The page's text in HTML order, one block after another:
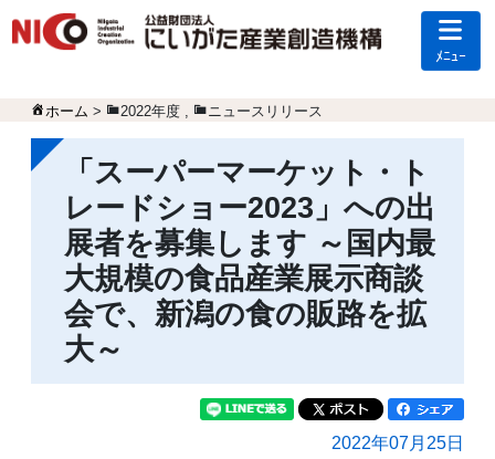
ﾒﾆｭｰ
ホーム > 2022年度 , ニュースリリース
「スーパーマーケット・ト
レードショー2023」への出
展者を募集します ～国内最
大規模の食品産業展示商談
会で、新潟の食の販路を拡
大～
2022年07月25日